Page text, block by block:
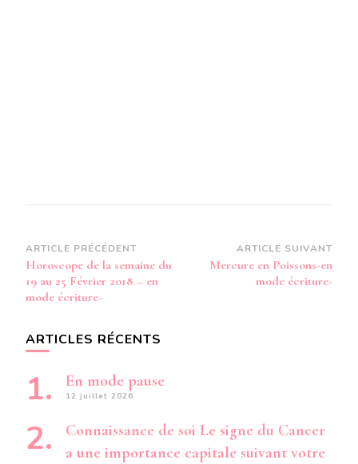
Navigation
d’article
ARTICLE PRÉCÉDENT
Horoscope de la semaine du
19 au 25 Février 2018 – en
mode écriture-
ARTICLE SUIVANT
Mercure en Poissons-en
mode écriture-
ARTICLES RÉCENTS
En mode pause
12 juillet 2026
Connaissance de soi Le signe du Cancer
a une importance capitale suivant votre